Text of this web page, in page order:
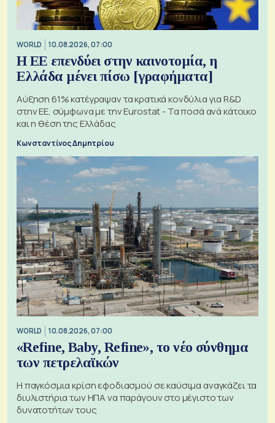
WORLD 10.08.2026, 07:00
Η ΕΕ επενδύει στην καινοτομία, η
Ελλάδα μένει πίσω [γραφήματα]
Αύξηση 61% κατέγραψαν τα κρατικά κονδύλια για R&D
στην ΕΕ, σύμφωνα με την Eurostat - Τα ποσά ανά κάτοικο
και η θέση της Ελλάδας
Κωνσταντίνος Δημητρίου
WORLD 10.08.2026, 07:00
«Refine, Baby, Refine», το νέο σύνθημα
των πετρελαϊκών
Η παγκόσμια κρίση εφοδιασμού σε καύσιμα αναγκάζει τα
διυλιστήρια των ΗΠΑ να παράγουν στο μέγιστο των
δυνατοτήτων τους